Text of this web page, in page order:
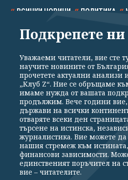
ВСИЧКИ НОВИНИ ПОЛИТИКА
СПОРТ КУЛТУРА
Общи условия
Политика
Реклама
Партньори
Екип
Издател на www.clubz.bg е „Клуб Зебра
Константинов" 3. Всички права
Подкрепете ни
Уважаеми читатели, вие сте
научите новините от
прочетете актуални анализи
„Клуб Z“. Ние се обръщаме
имаме нужда от вашата
продължим. Вече години вие,
държави на всички
отваряте всеки ден
търсене на истинска,
журналистика. Вие можете да
нашия стремеж към
финансови зависимости.
единственият поръчител на
вие – читателите.